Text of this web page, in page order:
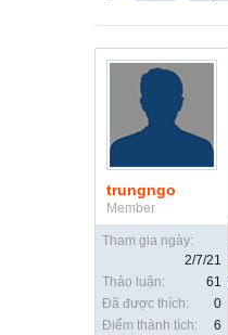
trungngo
Member
Tham gia ngày:
2/7/21
Thảo luận:
61
Đã được thích:
0
Điểm thành tích:
6